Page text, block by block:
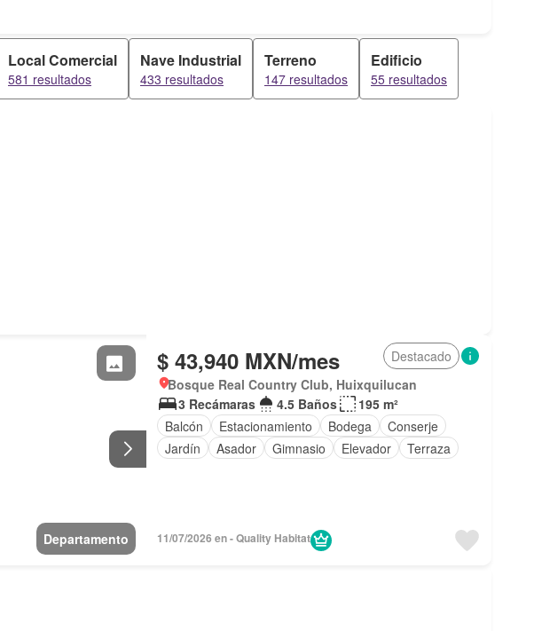
Local Comercial
581 resultados
Nave Industrial
433 resultados
Terreno
147 resultados
Edificio
55 resultados
Departamento
$ 43,940 MXN/mes
Destacado
Bosque Real Country Club, Huixquilucan
3 Recámaras
4.5 Baños
195 m²
Balcón
Estacionamiento Bodega
Conserje
Jardín
Asador Gimnasio Elevador Terraza
11/07/2026 en - Quality Habitat